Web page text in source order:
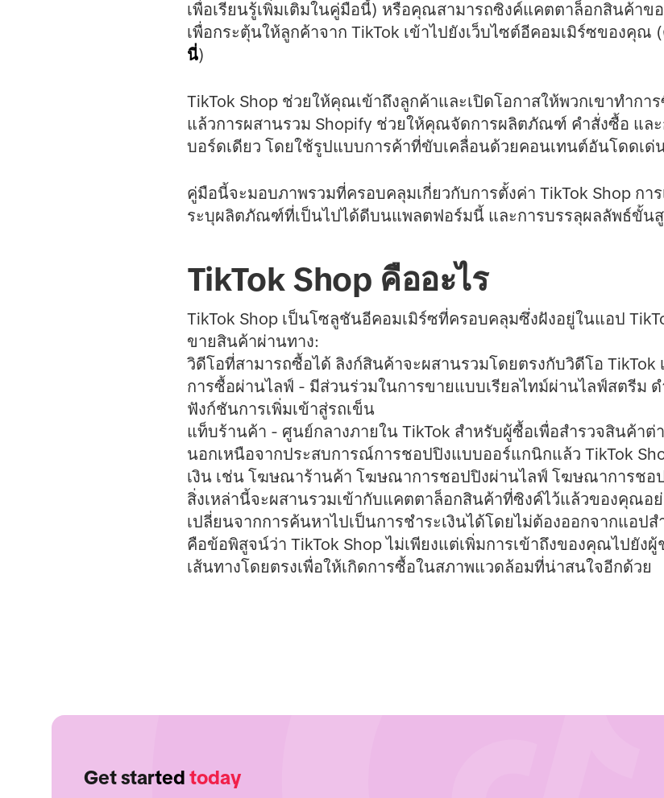
เพื่อเรียนรู้เพิ่มเติมในคู่มือนี้) หรือคุณสามารถซิงค์แคตตาล็อกสินค้าข
เพื่อกระตุ้นให้ลูกค้าจาก TikTok เข้าไปยังเว็บไซต์อีคอมเมิร์ซของคุ
นี่)
TikTok Shop ช่วยให้คุณเข้าถึงลูกค้าและเปิดโอกาสให้พวกเขาทำก
แล้วการผสานรวม Shopify ช่วยให้คุณจัดการผลิตภัณฑ์ คำสั่งซื้อ แล
บอร์ดเดียว โดยใช้รูปแบบการค้าที่ขับเคลื่อนด้วยคอนเทนต์อันโดดเด่
คู่มือนี้จะมอบภาพรวมที่ครอบคลุมเกี่ยวกับการตั้งค่า TikTok Shop กา
ระบุผลิตภัณฑ์ที่เป็นไปได้ดีบนแพลตฟอร์มนี้ และการบรรลุผลลัพธ์ขั้น
TikTok Shop คืออะไร
TikTok Shop เป็นโซลูชันอีคอมเมิร์ซที่ครอบคลุมซึ่งฝังอยู่ในแอป
ขายสินค้าผ่านทาง:
วิดีโอที่สามารถซื้อได้ ลิงก์สินค้าจะผสานรวมโดยตรงกับวิดีโอ TikTok
การซื้อผ่านไลฟ์ - มีส่วนร่วมในการขายแบบเรียลไทม์ผ่านไลฟ์สตรีม
ฟังก์ชันการเพิ่มเข้าสู่รถเข็น
แท็บร้านค้า - ศูนย์กลางภายใน TikTok สำหรับผู้ซื้อเพื่อสำรวจสินค้าต่
นอกเหนือจากประสบการณ์การชอปปิงแบบออร์แกนิกแล้ว TikTok
เงิน เช่น โฆษณาร้านค้า โฆษณาการชอปปิงผ่านไลฟ์ โฆษณาการช
สิ่งเหล่านี้จะผสานรวมเข้ากับแคตตาล็อกสินค้าที่ซิงค์ไว้แล้วของคุณอ
เปลี่ยนจากการค้นหาไปเป็นการชำระเงินได้โดยไม่ต้องออกจากแอป
คือข้อพิสูจน์ว่า TikTok Shop ไม่เพียงแต่เพิ่มการเข้าถึงของคุณไปยัง
เส้นทางโดยตรงเพื่อให้เกิดการซื้อในสภาพแวดล้อมที่น่าสนใจอีกด้วย
Get started today